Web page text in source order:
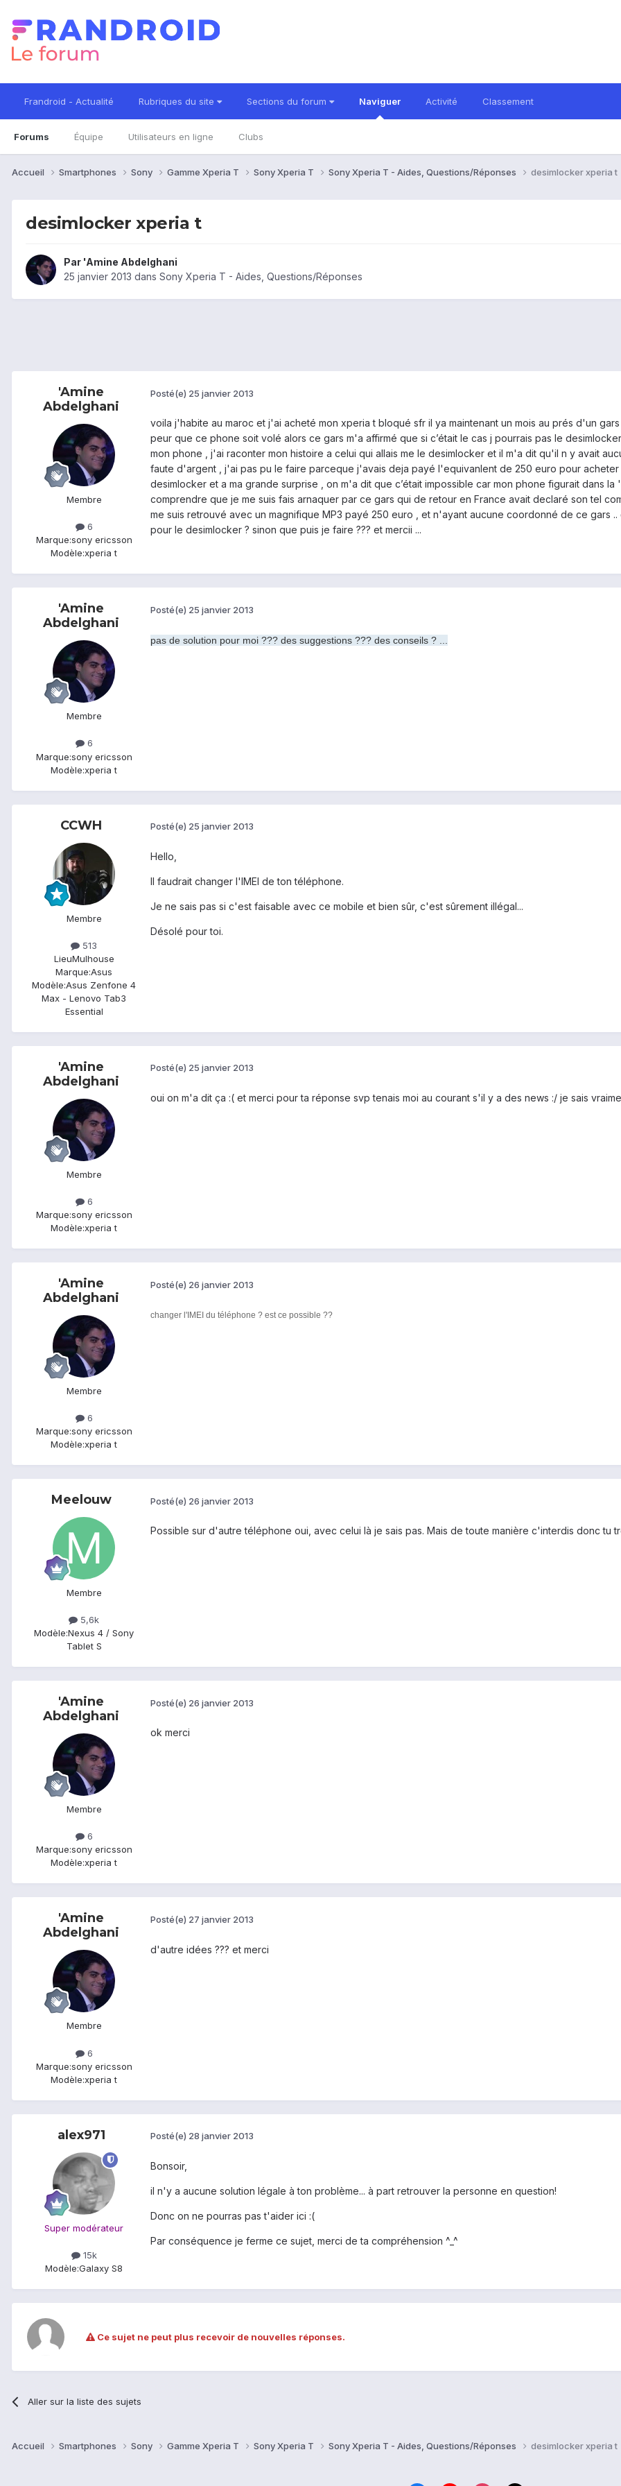
Frandroid - Actualité Rubriques du site Sections du forum Naviguer
Forums Équipe Utilisateurs en ligne Clubs
Activité Classement
Accueil Smartphones Sony Gamme Xperia T Sony Xperia T Sony Xperia T - Aides, Questions/Réponses desimlocker xperia t
desimlocker xperia t
Par 'Amine Abdelghani
25 janvier 2013 dans Sony Xperia T - Aides, Questions/Réponses
'Amine
Abdelghani
Membre
6
Marque:sony ericsson
Modèle:xperia t
Posté(e) 25 janvier 2013
voila j'habite au maroc et j'ai acheté mon xperia t bloqué sfr il ya maintenant un mois au prés d'un
peur que ce phone soit volé alors ce gars m'a affirmé que si c’était le cas j pourrais pas le
mon phone , j'ai raconter mon histoire a celui qui allais me le desimlocker et il m'a dit qu'il n y avait
faute d'argent , j'ai pas pu le faire parceque j'avais deja payé l'equivanlent de 250 euro pour
desimlocker et a ma grande surprise , on m'a dit que c’était impossible car mon phone figurait dans
comprendre que je me suis fais arnaquer par ce gars qui de retour en France avait declaré son tel
me suis retrouvé avec un magnifique MP3 payé 250 euro , et n'ayant aucune coordonné de ce gars
pour le desimlocker ? sinon que puis je faire ??? et mercii ...
'Amine
Abdelghani
Membre
6
Marque:sony ericsson
Modèle:xperia t
Posté(e) 25 janvier 2013
pas de solution pour moi ??? des suggestions ??? des conseils ? ...
CCWH
Membre
513
LieuMulhouse
Marque:Asus
Modèle:Asus Zenfone 4
Max - Lenovo Tab3
Essential
Posté(e) 25 janvier 2013
Hello,
Il faudrait changer l'IMEI de ton téléphone.
Je ne sais pas si c'est faisable avec ce mobile et bien sûr, c'est sûrement illégal...
Désolé pour toi.
'Amine
Abdelghani
Membre
6
Marque:sony ericsson
Modèle:xperia t
Posté(e) 25 janvier 2013
oui on m'a dit ça :( et merci pour ta réponse svp tenais moi au courant s'il y a des news :/ je sais
'Amine
Abdelghani
Membre
6
Marque:sony ericsson
Modèle:xperia t
Posté(e) 26 janvier 2013
changer l'IMEI du téléphone ? est ce possible ??
Meelouw
Membre
5,6k
Modèle:Nexus 4 / Sony
Tablet S
Posté(e) 26 janvier 2013
Possible sur d'autre téléphone oui, avec celui là je sais pas. Mais de toute manière c'interdis donc tu
'Amine
Abdelghani
Membre
6
Marque:sony ericsson
Modèle:xperia t
Posté(e) 26 janvier 2013
ok merci
'Amine
Abdelghani
Membre
6
Marque:sony ericsson
Modèle:xperia t
Posté(e) 27 janvier 2013
d'autre idées ??? et merci
alex971
Super modérateur
15k
Modèle:Galaxy S8
Posté(e) 28 janvier 2013
Bonsoir,
il n'y a aucune solution légale à ton problème... à part retrouver la personne en question!
Donc on ne pourras pas t'aider ici :(
Par conséquence je ferme ce sujet, merci de ta compréhension ^_^
Ce sujet ne peut plus recevoir de nouvelles réponses.
Aller sur la liste des sujets
Accueil Smartphones Sony Gamme Xperia T Sony Xperia T Sony Xperia T - Aides, Questions/Réponses desimlocker xperia t